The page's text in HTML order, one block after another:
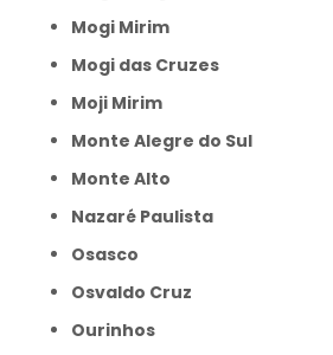
Mogi Mirim
Mogi das Cruzes
Moji Mirim
Monte Alegre do Sul
Monte Alto
Nazaré Paulista
Osasco
Osvaldo Cruz
Ourinhos